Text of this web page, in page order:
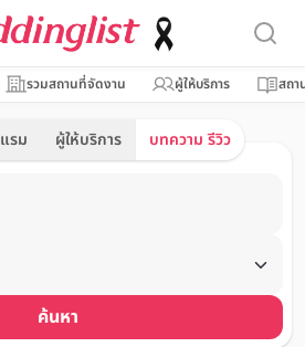
รวมสถานที่จัดงาน ผู้ให้บริการ สถา
รม ผู้ให้บริการ บทความ รีวิว
ค้นหา